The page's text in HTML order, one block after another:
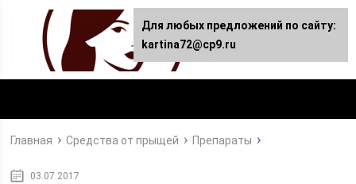
Главная Средства от прыщей Препараты
03.07.2017
Для любых предложений по сайту:
kartina72@cp9.ru